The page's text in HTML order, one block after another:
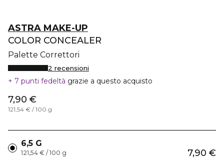
ASTRA MAKE-UP
COLOR CONCEALER
Palette Correttori
2 recensioni
7 punti fedeltà grazie a questo acquisto
7,90 €
121,54 € / 100 g
6,5 G
7,90 €
121,54 € / 100 g